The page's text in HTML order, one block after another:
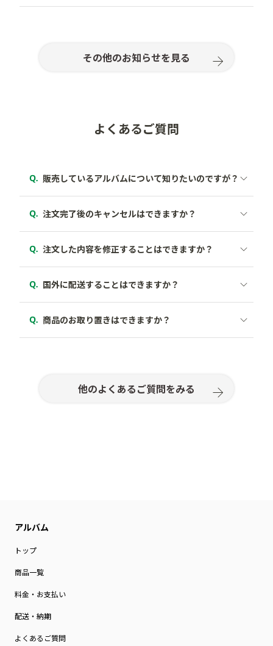
その他のお知らせを見る
よくあるご質問
ているページへ移動いたします。
以下のリンクより商品ページに移動していただき、気
になる商品の画像をクリックするとご確認いただけま
商品一覧
注文キャンセルができます。
「アカウント」にログイン
「ご注文履歴」をクリックし、注文番号横の「注文
「ご注文を取り消しする」をクリック
「取り消しする」をクリック
※30分を経過した後は、ご注文の取り消しおよびご注
ただし、注文完了後30分内でしたらお客様ご自身での
いたします。
いいたします。
業者を利用したご注文を検討されている場合は、この
旨ご理解のうえご注文いただきますようお願いいたし
他のよくあるご質問をみる
トップ
商品一覧
料金・お支払い
配送・納期
よくあるご質問